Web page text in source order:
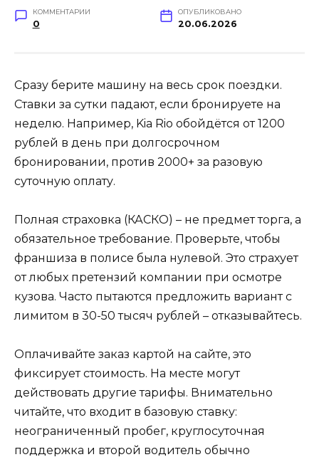
КОММЕНТАРИИ
0
ОПУБЛИКОВАНО
20.06.2026
Сразу берите машину на весь срок поездки.
Ставки за сутки падают, если бронируете на
неделю. Например, Kia Rio обойдётся от 1200
рублей в день при долгосрочном
бронировании, против 2000+ за разовую
суточную оплату.
Полная страховка (КАСКО) – не предмет торга, а
обязательное требование. Проверьте, чтобы
франшиза в полисе была нулевой. Это страхует
от любых претензий компании при осмотре
кузова. Часто пытаются предложить вариант с
лимитом в 30-50 тысяч рублей – отказывайтесь.
Оплачивайте заказ картой на сайте, это
фиксирует стоимость. На месте могут
действовать другие тарифы. Внимательно
читайте, что входит в базовую ставку:
неограниченный пробег, круглосуточная
поддержка и второй водитель обычно